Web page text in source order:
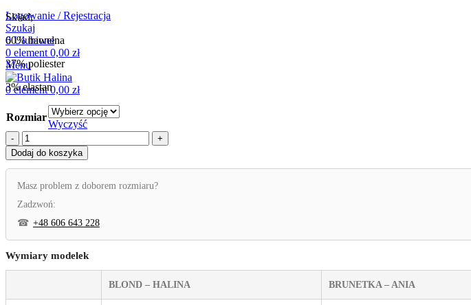
Logowanie / Rejestracja
Szukaj
0Ulubione
0 element 0,00 zł
Menu
0element 0,00 zł
Skład;
60% bawełna
37% poliester
3% elastan
Rozmiar
Wyczyść
ilość
Marynarka
damska
guzik-
chabrowa
Dodaj do koszyka
Masz problem z doborem rozmiaru?
Zadzwoń:
+48 606 643 228
Wymiary modelek
BLOND – HALINA BRUNETKA – ANIA